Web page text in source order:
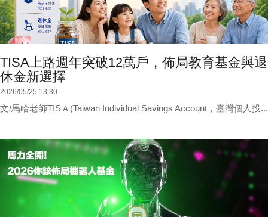
TISA上路週年突破12萬戶，佈局教育基金與退
休金新選擇
2026/05/25 13:30
文/馬哈老師TISＡ(Taiwan Individual Savings Account，臺灣個人投...